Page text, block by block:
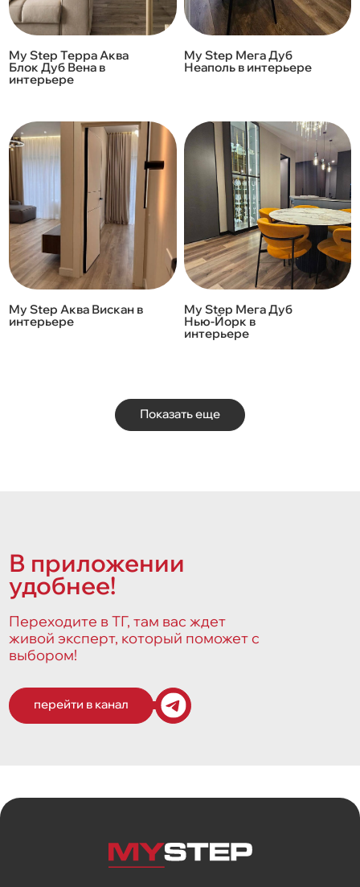
My Step Терра Аква
Блок Дуб Вена в
интерьере
My Step Мега Дуб
Неаполь в интерьере
My Step Аква Вискан в
интерьере
My Step Мега Дуб
Нью-Йорк в
интерьере
Показать еще
В приложении
удобнее!
Переходите в ТГ, там вас ждет
живой эксперт, который поможет с
выбором!
перейти в канал